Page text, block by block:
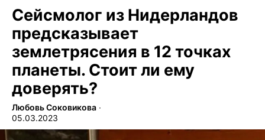
Сейсмолог из Нидерландов
предсказывает
землетрясения в 12 точках
планеты. Стоит ли ему
доверять?
Любовь Соковикова ∙
05.03.2023